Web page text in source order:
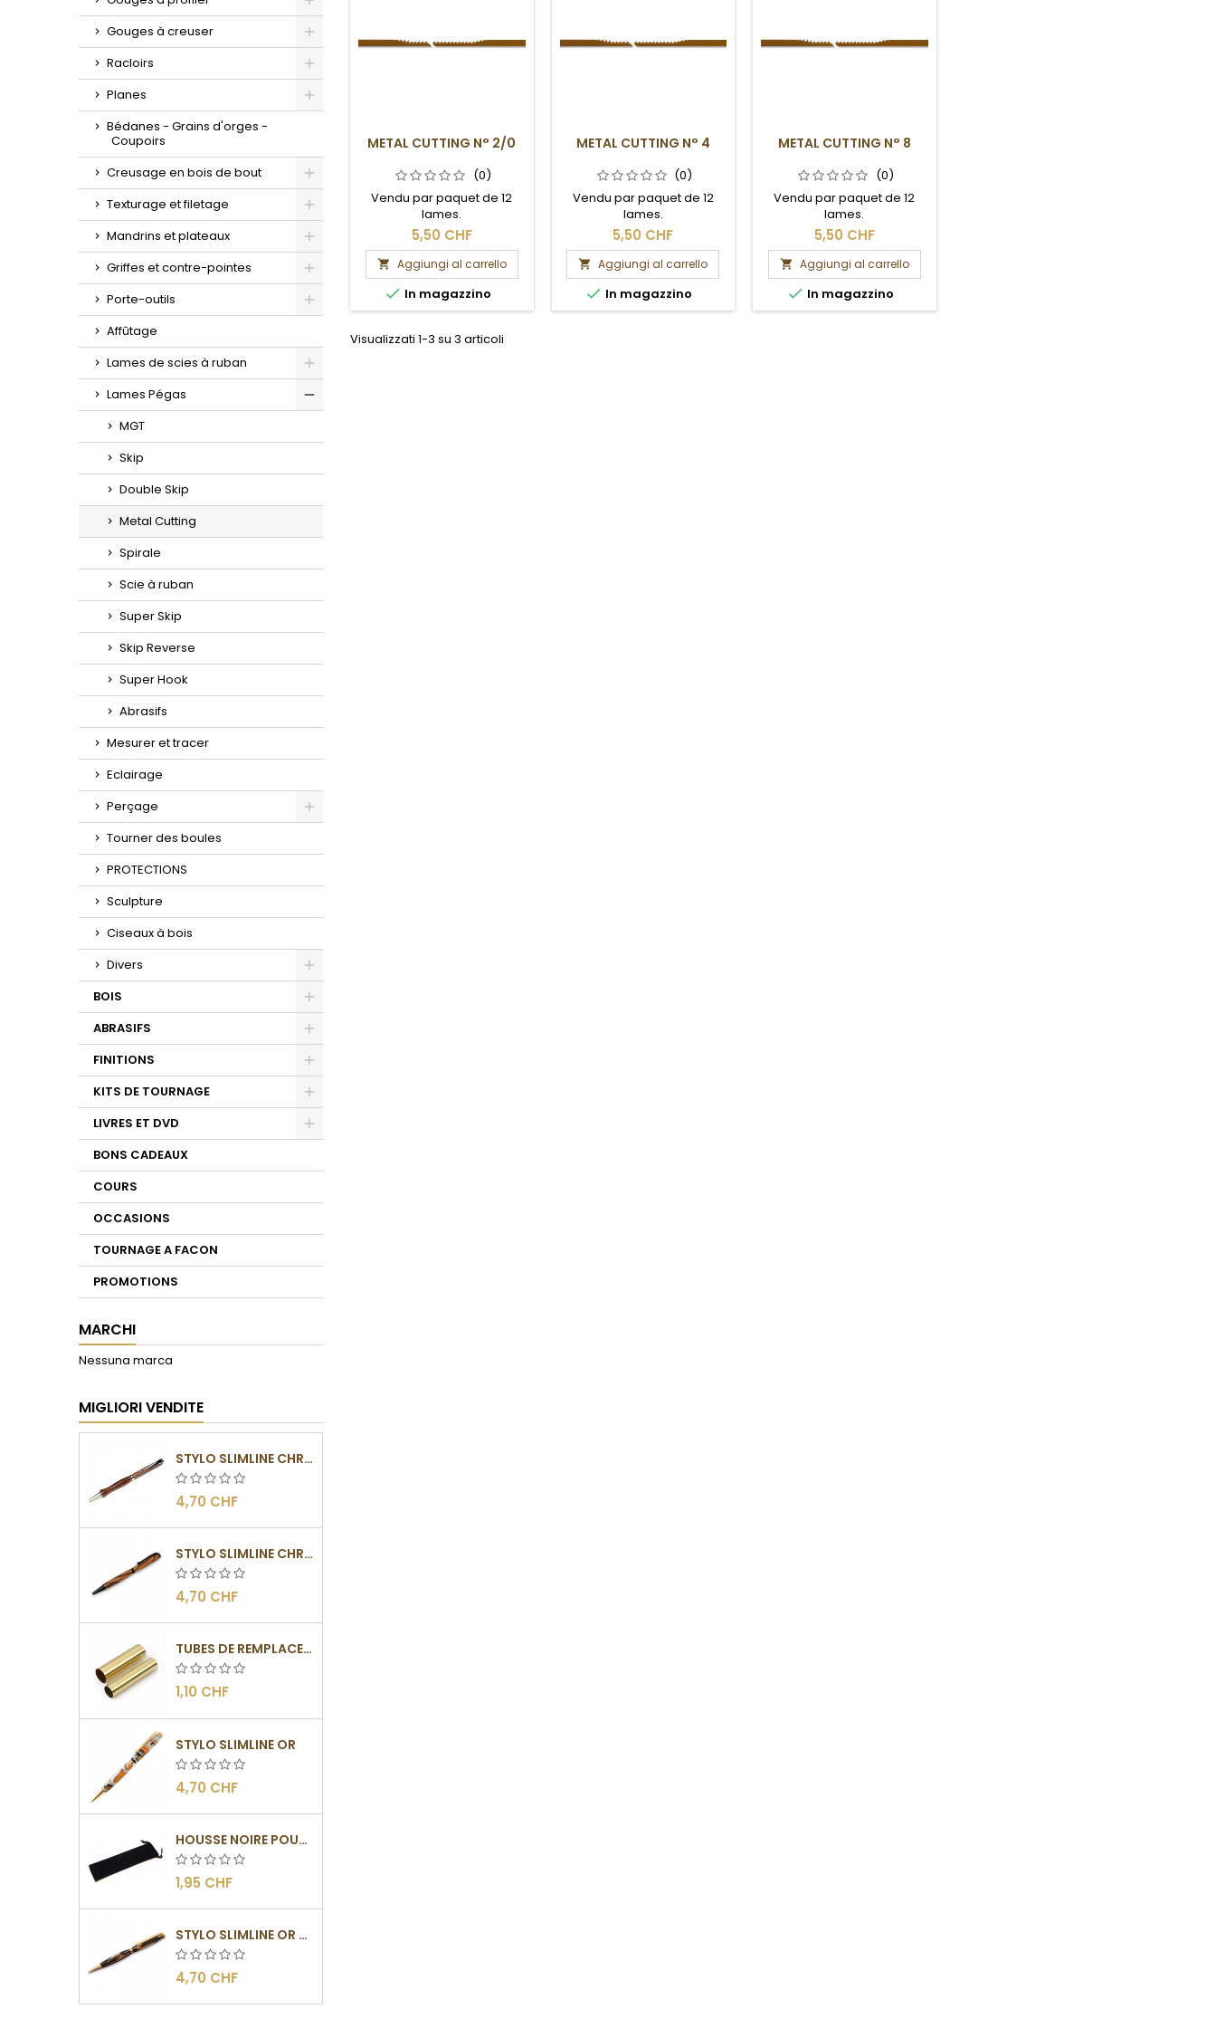
Gouges à creuser
Racloirs
Planes
Bédanes - Grains d'orges -
Coupoirs
Creusage en bois de bout
Toggle
Texturage et filetage
Mandrins et plateaux
Toggle
Griffes et contre-pointes
Toggle
Porte-outils
Affûtage
Lames de scies à ruban
Lames Pégas
MGT
Skip
Double Skip
Metal Cutting
Spirale
Scie à ruban
Super Skip
Skip Reverse
Super Hook
Abrasifs
Mesurer et tracer
Eclairage
Perçage
Tourner des boules
PROTECTIONS
Sculpture
Ciseaux à bois
Divers
BOIS
ABRASIFS
FINITIONS
KITS DE TOURNAGE
LIVRES ET DVD
BONS CADEAUX
COURS
OCCASIONS
TOURNAGE A FACON
PROMOTIONS
MARCHI
Nessuna marca
MIGLIORI VENDITE
STYLO SLIMLINE CHROMÉ
4,70 CHF
STYLO SLIMLINE CHROMÉ NOIR
4,70 CHF
TUBES DE REMPLACEMENT POUR MÉCANISMES SLIMLINE
1,10 CHF
STYLO SLIMLINE OR
4,70 CHF
HOUSSE NOIRE POUR STYLOS
1,95 CHF
STYLO SLIMLINE OR - BARRETTE PLATE
4,70 CHF
METAL CUTTING N° 2/0
(0)
Vendu par paquet de 12
lames.
5,50 CHF
 Aggiungi al carrello
 In magazzino
METAL CUTTING N° 4
(0)
Vendu par paquet de 12
lames.
5,50 CHF
 Aggiungi al carrello
 In magazzino
METAL CUTTING N° 8
(0)
Vendu par paquet de 12
lames.
5,50 CHF
 Aggiungi al carrello
 In magazzino
Visualizzati 1-3 su 3 articoli